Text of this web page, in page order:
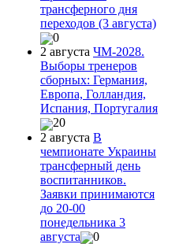
трансферного дня
переходов (3 августа)
0
2 августа ЧМ-2028.
Выборы тренеров
сборных: Германия,
Европа, Голландия,
Испания, Португалия
20
2 августа В
чемпионате Украины
трансферный день
воспитанников.
Заявки принимаются
до 20-00
понедельника 3
августа
0